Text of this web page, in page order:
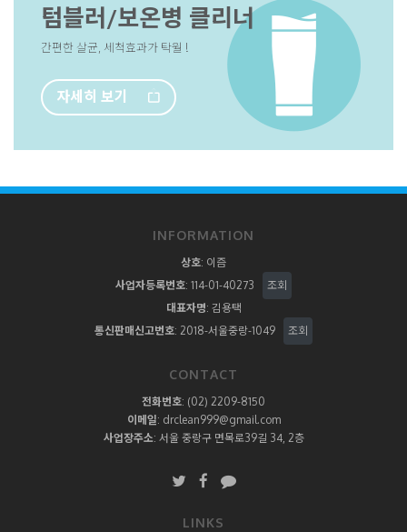
커피포트클리너
넣고 끓이기만 하면 한번에 깨끗해져요 !
자세히 보기
INFORMATION
상호: 이즘
사업자등록번호: 114-01-40273
조회
대표자명: 김용택
통신판매신고번호: 2018-서울중랑-1049 조회
CONTACT
전화번호: (02) 2209-8150
이메일: drclean999@gmail.com
사업장주소: 서울 중랑구 면목로39길 34, 2층
LINKS